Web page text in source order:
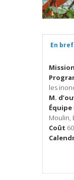
En bref
Mission
les
M.
Équipe
Moulin,
Coût